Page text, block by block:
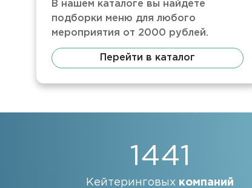
В нашем каталоге вы найдете
подборки меню для любого
мероприятия от 2000 рублей.
Перейти в каталог
1441
Кейтеринговых компаний